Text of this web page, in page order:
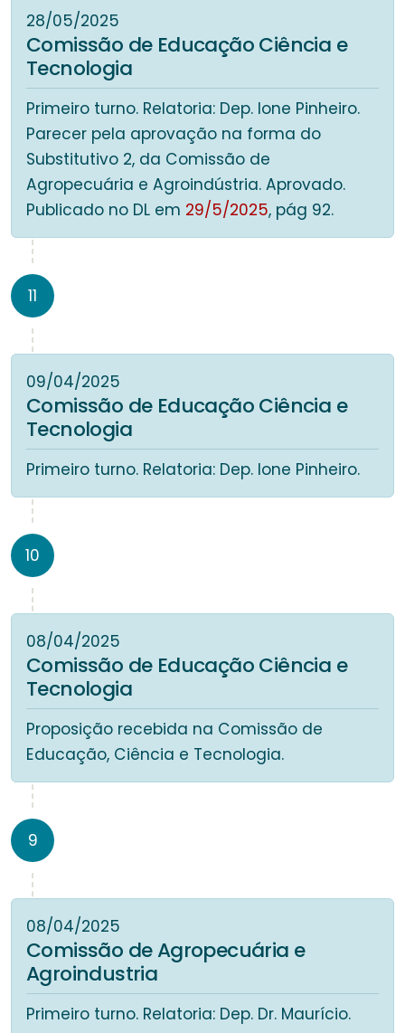
28/05/2025
Comissão de Educação Ciência e
Tecnologia
Primeiro turno. Relatoria: Dep. Ione Pinheiro.
Parecer pela aprovação na forma do
Substitutivo 2, da Comissão de
Agropecuária e Agroindústria. Aprovado.
Publicado no DL em 29/5/2025, pág 92.
11
09/04/2025
Comissão de Educação Ciência e
Tecnologia
Primeiro turno. Relatoria: Dep. Ione Pinheiro.
10
08/04/2025
Comissão de Educação Ciência e
Tecnologia
Proposição recebida na Comissão de
Educação, Ciência e Tecnologia.
9
08/04/2025
Comissão de Agropecuária e
Agroindustria
Primeiro turno. Relatoria: Dep. Dr. Maurício.